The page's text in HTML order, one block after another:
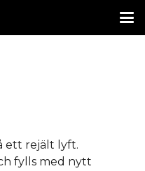
ett rejält lyft.
fylls med nytt